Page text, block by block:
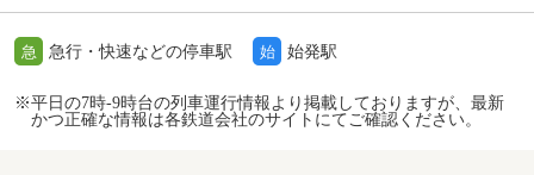
急 急行・快速などの停車駅 始 始発駅
※平日の7時-9時台の列車運行情報より掲載しておりますが、最新
かつ正確な情報は各鉄道会社のサイトにてご確認ください。